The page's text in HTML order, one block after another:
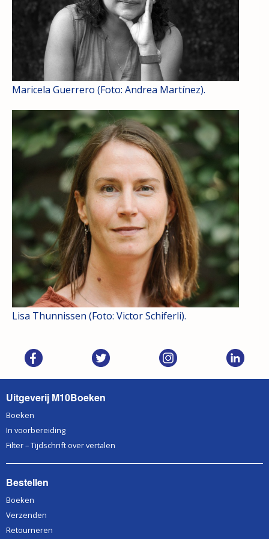
Maricela Guerrero (Foto: Andrea Martínez).
Lisa Thunnissen (Foto: Victor Schiferli).
Uitgeverij M10Boeken
Boeken
In voorbereiding
Filter – Tijdschrift over vertalen
Bestellen
Boeken
Verzenden
Retourneren